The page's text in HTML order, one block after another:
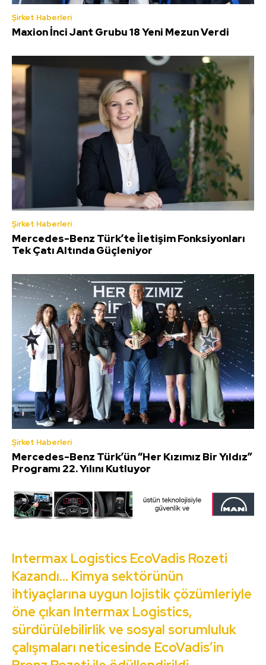
Şirket Haberleri
Maxion İnci Jant Grubu 18 Yeni Mezun Verdi
Şirket Haberleri
Mercedes-Benz Türk’te İletişim Fonksiyonları
Tek Çatı Altında Güçleniyor
Şirket Haberleri
Mercedes-Benz Türk’ün “Her Kızımız Bir Yıldız”
Programı 22. Yılını Kutluyor
Intermax Logistics EcoVadis Rozeti
Kazandı… Kimya sektörünün
ihtiyaçlarına uygun lojistik çözümleriyle
öne çıkan Intermax Logistics,
sürdürülebilirlik ve sosyal sorumluluk
çalışmaları neticesinde EcoVadis’in